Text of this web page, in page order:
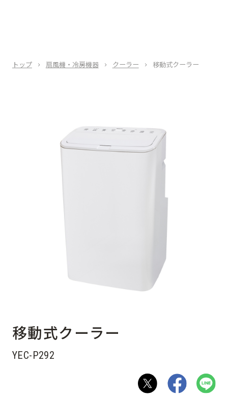
トップ 扇風機・冷房機器 クーラー 移動式クーラー
移動式クーラー
YEC-P292